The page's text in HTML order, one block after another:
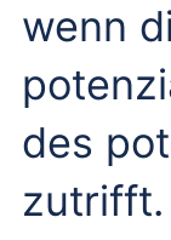
aus dem
Hinweise
-
wenn
des
zutrifft.